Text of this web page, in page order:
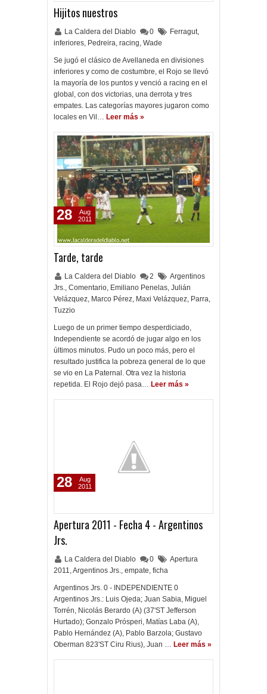
Hijitos nuestros
La Caldera del Diablo 0 Ferragut,
inferiores, Pedreira, racing, Wade
Se jugó el clásico de Avellaneda en divisiones
inferiores y como de costumbre, el Rojo se llevó
la mayoría de los puntos y venció a racing en el
global, con dos victorias, una derrota y tres
empates. Las categorías mayores jugaron como
locales en Vil… Leer más »
Tarde, tarde
La Caldera del Diablo 2
Argentinos
Jrs., Comentario, Emiliano Penelas, Julián
Velázquez, Marco Pérez, Maxi Velázquez, Parra,
Tuzzio
Luego de un primer tiempo desperdiciado,
Independiente se acordó de jugar algo en los
últimos minutos. Pudo un poco más, pero el
resultado justifica la pobreza general de lo que
se vio en La Paternal. Otra vez la historia
repetida. El Rojo dejó pasa… Leer más »
28
Aug
2011
Apertura 2011 - Fecha 4 - Argentinos
Jrs.
La Caldera del Diablo 0
Apertura
2011,Argentinos Jrs., empate, ficha
Argentinos Jrs. 0 - INDEPENDIENTE 0
Argentinos Jrs.: Luis Ojeda; Juan Sabia, Miguel
Torrén, Nicolás Berardo (A) (37'ST Jefferson
Hurtado); Gonzalo Prósperi, Matías Laba (A),
Pablo Hernández (A), Pablo Barzola; Gustavo
Oberman 823'ST Ciru Rius), Juan … Leer más »
28
Aug
2011